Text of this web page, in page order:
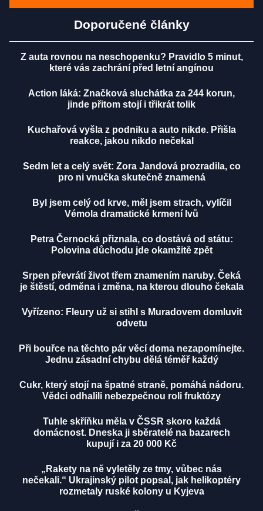
Doporučené články
Z auta rovnou na neschopenku? Pravidlo 5 minut,
které vás zachrání před letní angínou
Action láká: Značková sluchátka za 244 korun,
jinde přitom stojí i třikrát tolik
Kuchařová vyšla z podniku a auto nikde. Přišla
reakce, jakou nikdo nečekal
Sedm let a celý svět: Zora Jandová prozradila, co
pro ni vnučka skutečně znamená
Byl jsem celý od krve, měl jsem strach, vylíčil
Vémola dramatické krmení lvů
Petra Černocká přiznala, co dostává od státu:
Polovina důchodu jde okamžitě zpět
Srpen převrátí život třem znamením naruby. Čeká
je štěstí, odměna i změna, na kterou dlouho čekala
Vyřízeno: Fleury už si stihl s Muradovem domluvit
odvetu
Při bouřce na těchto pár věcí doma nezapomínejte.
Jednu zásadní chybu dělá téměř každý
Cukr, který stojí na špatné straně, pomáhá nádoru.
Vědci odhalili nebezpečnou roli fruktózy
Tuhle skříňku měla v ČSSR skoro každá
domácnost. Dneska ji sběratelé na bazarech
kupují i za 20 000 Kč
„Rakety na ně vyletěly ze tmy, vůbec nás
nečekali.“ Ukrajinský pilot popsal, jak helikoptéry
rozmetaly ruské kolony u Kyjeva